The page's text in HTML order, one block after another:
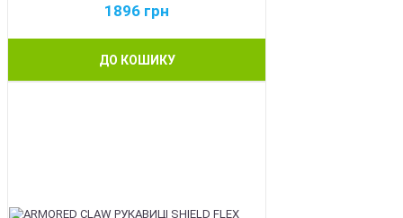
1896 грн
ДО КОШИКУ